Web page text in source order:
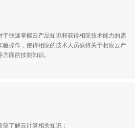
快速掌握云产品知识和获得相应技术能力的需
操作，使得相应的技术人员获得关于相应云产
面的技能知识。
了解云计算相关知识；